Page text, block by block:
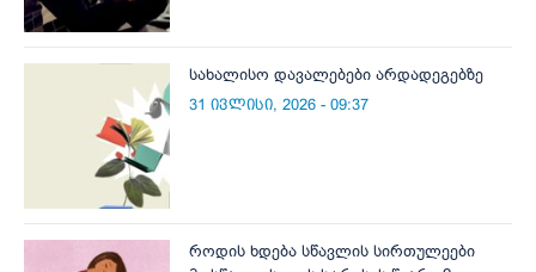
სახალისო დავალებები არდადეგებზე
31 ივლისი, 2026 - 09:37
როდის ხდება სწავლის სირთულეები